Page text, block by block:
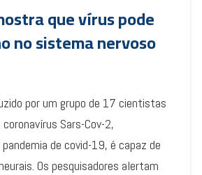
que vírus pode
no sistema nervoso
por um grupo de 17 cientistas
Sars-Cov-2,
de covid-19, é capaz de
Os pesquisadores alertam